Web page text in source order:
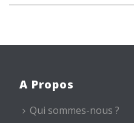
A Propos
Qui sommes-nous ?